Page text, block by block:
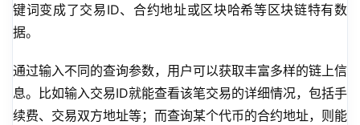
键词变成了交易ID、合约地址或区块哈希等区块链特有数
据。
通过输入不同的查询参数，用户可以获取丰富多样的链上信
息。比如输入交易ID就能查看该笔交易的详细情况，包括手
续费、交易双方地址等；而查询某个代币的合约地址，则能